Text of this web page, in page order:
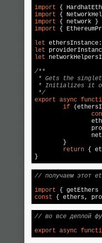
import {
import {
import { network }
import {
let
let
let
/**
* Gets the
* Initializes it on
*/
export async
if
return {
// получаем этот
import {
const { ethers,
// во все деплой
export async